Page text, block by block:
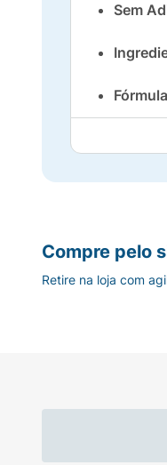
Sem
O
Garanta
Compre pelo
Retire na loja com